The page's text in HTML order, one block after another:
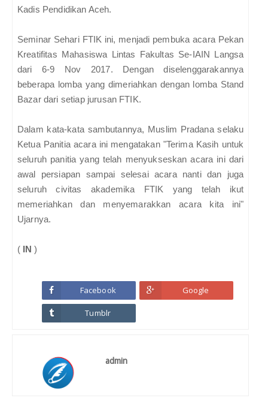
Kadis Pendidikan Aceh.
Seminar Sehari FTIK ini, menjadi pembuka acara Pekan
Kreatifitas Mahasiswa Lintas Fakultas Se-IAIN Langsa
dari 6-9 Nov 2017. Dengan diselenggarakannya
beberapa lomba yang dimeriahkan dengan lomba Stand
Bazar dari setiap jurusan FTIK.
Dalam kata-kata sambutannya, Muslim Pradana selaku
Ketua Panitia acara ini mengatakan "Terima Kasih untuk
seluruh panitia yang telah menyukseskan acara ini dari
awal persiapan sampai selesai acara nanti dan juga
seluruh civitas akademika FTIK yang telah ikut
memeriahkan dan menyemarakkan acara kita ini"
Ujarnya.
( IN )
Facebook Google
Tumblr
admin